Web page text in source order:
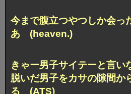
今まで腹立つやつしか会っ
あ (heaven.)
きゃー男子サイテーと言い
脱いだ男子をカサの隙間か
る (ATS)